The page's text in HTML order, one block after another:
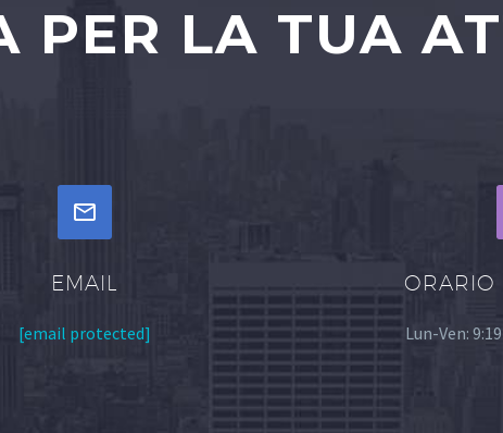
PER LA TUA


EMAIL
[email protected]
ORARIO
Lun-Ven: